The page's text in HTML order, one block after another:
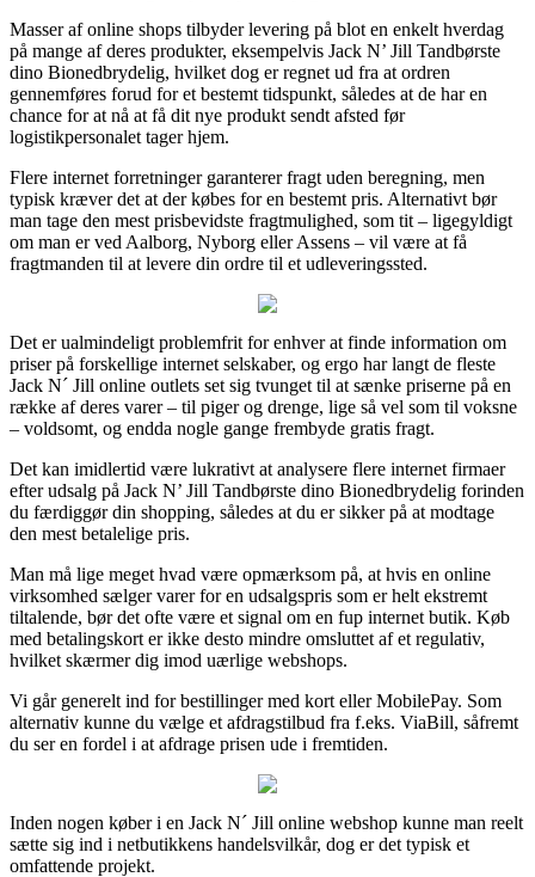
Masser af online shops tilbyder levering på blot en enkelt hverdag
på mange af deres produkter, eksempelvis Jack N’ Jill Tandbørste
dino Bionedbrydelig, hvilket dog er regnet ud fra at ordren
gennemføres forud for et bestemt tidspunkt, således at de har en
chance for at nå at få dit nye produkt sendt afsted før
logistikpersonalet tager hjem.
Flere internet forretninger garanterer fragt uden beregning, men
typisk kræver det at der købes for en bestemt pris. Alternativt bør
man tage den mest prisbevidste fragtmulighed, som tit – ligegyldigt
om man er ved Aalborg, Nyborg eller Assens – vil være at få
fragtmanden til at levere din ordre til et udleveringssted.
Det er ualmindeligt problemfrit for enhver at finde information om
priser på forskellige internet selskaber, og ergo har langt de fleste
Jack N´ Jill online outlets set sig tvunget til at sænke priserne på en
række af deres varer – til piger og drenge, lige så vel som til voksne
– voldsomt, og endda nogle gange frembyde gratis fragt.
Det kan imidlertid være lukrativt at analysere flere internet firmaer
efter udsalg på Jack N’ Jill Tandbørste dino Bionedbrydelig forinden
du færdiggør din shopping, således at du er sikker på at modtage
den mest betalelige pris.
Man må lige meget hvad være opmærksom på, at hvis en online
virksomhed sælger varer for en udsalgspris som er helt ekstremt
tiltalende, bør det ofte være et signal om en fup internet butik. Køb
med betalingskort er ikke desto mindre omsluttet af et regulativ,
hvilket skærmer dig imod uærlige webshops.
Vi går generelt ind for bestillinger med kort eller MobilePay. Som
alternativ kunne du vælge et afdragstilbud fra f.eks. ViaBill, såfremt
du ser en fordel i at afdrage prisen ude i fremtiden.
Inden nogen køber i en Jack N´ Jill online webshop kunne man reelt
sætte sig ind i netbutikkens handelsvilkår, dog er det typisk et
omfattende projekt.